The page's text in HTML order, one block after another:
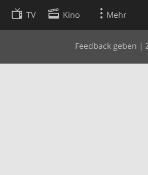
TV Kino Mehr
Feedback geben |